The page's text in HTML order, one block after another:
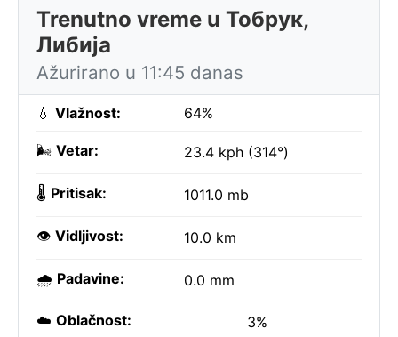
Trenutno vreme u Тобрук,
Либија
Ažurirano u 11:45 danas
💧 Vlažnost: 64%
🌬️ Vetar: 23.4 kph (314°)
🌡️ Pritisak: 1011.0 mb
👁️ Vidljivost: 10.0 km
🌧️ Padavine: 0.0 mm
☁️ Oblačnost: 3%